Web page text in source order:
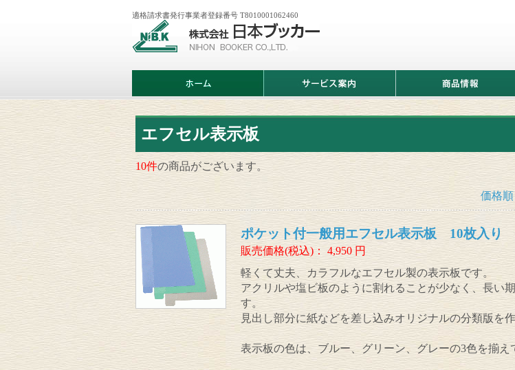
会
日
ッ
カ
ー
適格請求書発行事業者登録番号 T8010001062460
ム
ビ
ス
案
情
報
エフセル表示板
10件の商品がございます。
価格順
ポケット付一般用エフセル表示板 10枚入り
販売価格(税込)： 4,950円
軽くて丈夫、カラフルなエフセル製の表示板です。
アクリルや塩ビ板のように割れることが少なく、長い
す。
見出し部分に紙などを差し込みオリジナルの分類版を
表示板の色は、ブルー、グリーン、グレーの3色を揃え